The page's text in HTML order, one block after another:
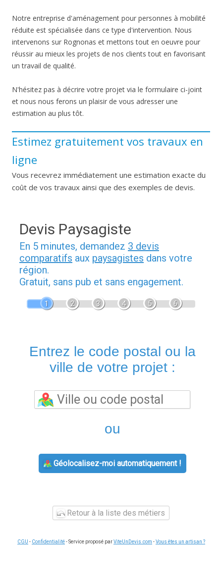
Notre entreprise d'aménagement pour personnes à mobilité
réduite est spécialisée dans ce type d'intervention. Nous
intervenons sur Rognonas et mettons tout en oeuvre pour
réussir au mieux les projets de nos clients tout en favorisant
un travail de qualité.
N'hésitez pas à décrire votre projet via le formulaire ci-joint
et nous nous ferons un plaisir de vous adresser une
estimation au plus tôt.
Estimez gratuitement vos travaux en
ligne
Vous recevrez immédiatement une estimation exacte du
coût de vos travaux ainsi que des exemples de devis.
Devis Paysagiste
En 5 minutes, demandez 3 devis
comparatifs aux paysagistes dans votre
région.
Gratuit, sans pub et sans engagement.
1 2 3 4 5 6
Entrez le code postal ou la
ville de votre projet :
ou
Géolocalisez-moi automatiquement !
Retour à la liste des métiers
CGU - Confidentialité- Service proposé parViteUnDevis.com -Vous êtes un artisan ?